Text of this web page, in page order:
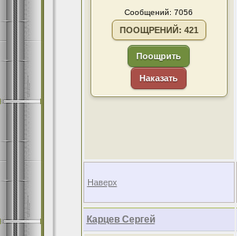
Сообщений: 7056
ПООЩРЕНИЙ: 421
Поощрить
Наказать
Наверх
Карцев Сергей